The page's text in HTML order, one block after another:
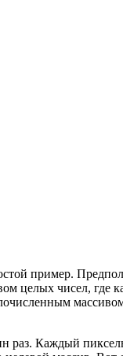
пример.
целых чисел, где
раз. Каждый